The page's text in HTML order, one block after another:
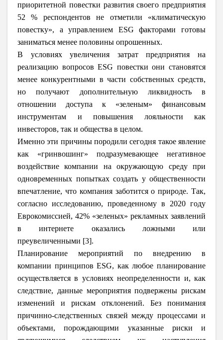
приоритетной повестки развития своего предприятия
52 % респондентов не отметили «климатическую
повестку», а управлением ESG факторами готовы
заниматься менее половины опрошенных.
В условиях увеличения затрат предприятия на
реализацию вопросов ESG повестки они становятся
менее конкурентными в части собственных средств,
но получают дополнительную ликвидность в
отношении доступа к «зеленым» финансовым
инструментам и повышения лояльности как
инвесторов, так и общества в целом.
Именно эти причины породили сегодня такое явление
как «гринвошинг» подразумевающее негативное
воздействие компании на окружающую среду при
одновременных попытках создать у общественности
впечатление, что компания заботится о природе. Так,
согласно исследованию, проведенному в 2020 году
Еврокомиссией, 42% «зеленых» рекламных заявлений
в интернете оказались ложными или
преувеличенными [3].
Планирование мероприятий по внедрению в
компании принципов ESG, как любое планирование
осуществляется в условиях неопределенности и, как
следствие, данные мероприятия подвержены рискам
изменений и рискам отклонений. Без понимания
причинно-следственных связей между процессами и
объектами, порождающими указанные риски и